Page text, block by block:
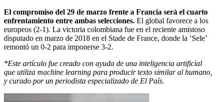
El compromiso del 29 de marzo frente a Francia será el cuarto
enfrentamiento entre ambas selecciones. El global favorece a los
europeos (2-1). La victoria colombiana fue en el reciente amistoso
disputado en marzo de 2018 en el Stade de France, donde la ‘Sele’
remontó un 0-2 para imponerse 3-2.
*Este artículo fue creado con ayuda de una inteligencia artificial
que utiliza machine learning para producir texto similar al humano,
y curado por un periodista especializado de El País.